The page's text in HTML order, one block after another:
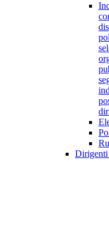
Dirigenti